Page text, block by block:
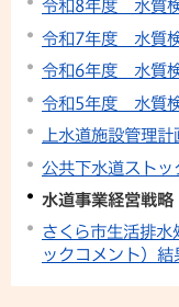
令和8年度 水質
令和7年度 水質
令和6年度 水質
令和5年度 水質
上水道施設管理計
公共下水道ストッ
水道事業経営戦略
さくら市生活排水
ックコメント）結